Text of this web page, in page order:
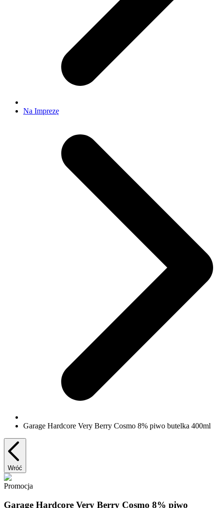
Na Imprezę
Garage Hardcore Very Berry Cosmo 8% piwo butelka 400ml
Wróć
Promocja
Garage Hardcore Very Berry Cosmo 8% piwo